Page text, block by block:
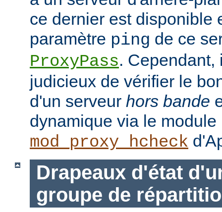
ce dernier est disponible
paramètre ping de ce
ProxyPass. Cependant,
judicieux de vérifier le
d'un serveur hors bande
dynamique via le module
mod_proxy_hcheck
Drapeaux d'état
groupe de